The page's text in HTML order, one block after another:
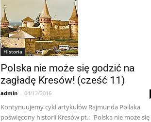
Historia
Polska nie może się godzić na
zagładę Kresów! (cześć 11)
admin - 04/12/2016
Kontynuujemy cykl artykułów Rajmunda Pollaka
poświęcony historii Kresów pt.: "Polska nie może się